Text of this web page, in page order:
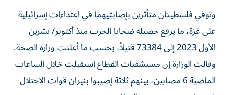
وتوفي فلسطينان متأثرين بإصابتيهما في اعتداءات إسرائيلية
على غزة، ما يرفع حصيلة ضحايا الحرب منذ أكتوبر/ تشرين
الأول 2023 إلى 73384 قتيلاً، بحسب ما أعلنت وزارة الصحة.
وقالت الوزارة إن مستشفيات القطاع استقبلت خلال الساعات
الماضية 6 مصابين، بينهم ثلاثة إصيبوا بنيران قوات الاحتلال